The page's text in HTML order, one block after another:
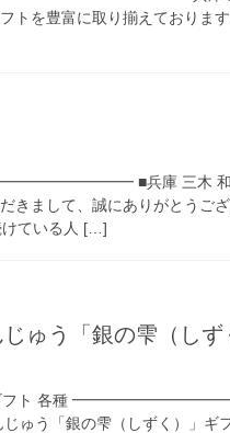
トを豊富に取り揃えてお
■兵庫 三木 和
きまして、誠にありがとう
けている人 […]
ゅう「銀の雫（しず
」ギフト 各種
う「銀の雫（しずく）」ギ